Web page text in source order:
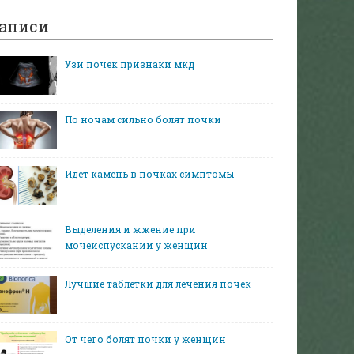
Узи почек признаки мкд
По ночам сильно болят почки
Идет камень в почках симптомы
Выделения и жжение при
мочеиспускании у женщин
Лучшие таблетки для лечения почек
От чего болят почки у женщин